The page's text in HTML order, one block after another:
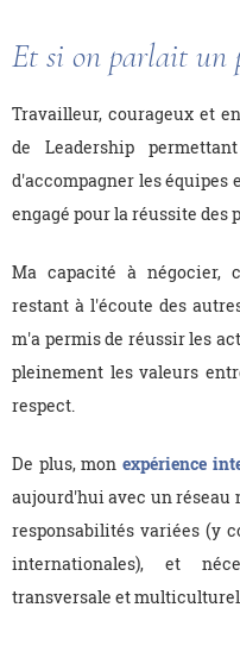
Et si on parlait un
Travailleur, courageux et
de Leadership
d'accompagner les
engagé pour la réussite des
Ma capacité à négocier,
restant à l'écoute des
m'a permis de réussir les
pleinement les valeurs
respect.
De plus, mon expérience
aujourd'hui avec un réseau
responsabilités variées (y
internationales), et
transversale et